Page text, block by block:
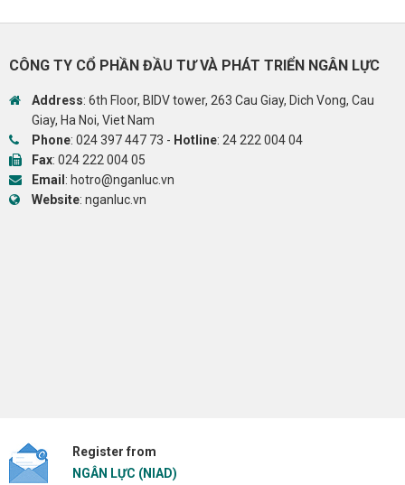
CÔNG TY CỔ PHẦN ĐẦU TƯ VÀ PHÁT TRIỂN NGÂN LỰC
Address: 6th Floor, BIDV tower, 263 Cau Giay, Dich Vong, Cau
Giay, Ha Noi, Viet Nam
Phone: 024 397 447 73 - Hotline: 24 222 004 04
Fax: 024 222 004 05
Email : hotro@nganluc.vn
Website: nganluc.vn
Register from
NGÂN LỰC (NIAD)